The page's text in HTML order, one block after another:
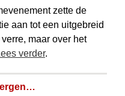
zette de
aan tot een uitgebreid
maar over het
verder.